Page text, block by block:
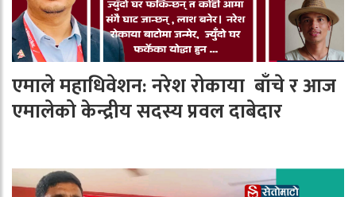
एमाले महाधिवेशन: नरेश रोकाया बाँचे र आज
एमालेको केन्द्रीय सदस्य प्रवल दाबेदार